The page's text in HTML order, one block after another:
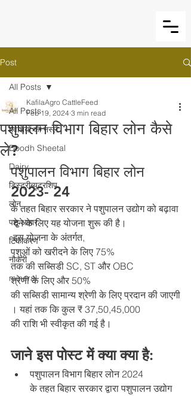
Post
All Posts
मवेशियों की नस्लें
Doodh Sheetal
Dairy
डिस्ट्रीब्यूटरशिप
लोन
पशु आहार
टिकाकरण
नौकरी
mineral
All Posts
पशुपालन विभाग बिहार लोन कैसे
ले?
KafilaAgro CattleFeed
Feb 19, 2024 3 min read
पशुपालन विभाग बिहार लोन
2023- 24
के तहत बिहार सरकार ने पशुपालन उद्योग को बढ़ावा
देने के लिए यह योजना शुरू की है।
इस योजना के अंतर्गत,
पशुओं को खरीदने के लिए 75%
तक की सब्सिडी SC, ST और OBC
श्रेणी के लिए और 50%
की सब्सिडी सामान्य श्रेणी के लिए प्रदान की जाएगी
। यहां तक कि कुल ₹ 37,50,45,000
की राशि भी स्वीकृत की गई है।
जाने इस पोस्ट में क्या क्या है:
पशुपालन विभाग बिहार लोन 2024
के तहत बिहार सरकार द्वारा पशुपालन उद्योग